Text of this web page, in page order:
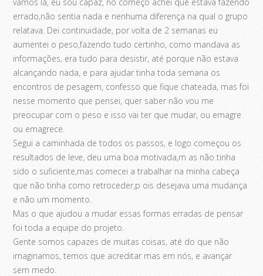
errado,não sentia nada e nenhuma diferença na qual o grupo
relatava. Dei continuidade, por volta de 2 semanas eu
aumentei o peso,fazendo tudo certinho, como mandava as
informações, era tudo para desistir, até porque não estava
alcançando nada, e para ajudar tinha toda semana os
encontros de pesagem, confesso que fique chateada, mas foi
nesse momento que pensei, quer saber não vou me
preocupar com o peso e isso vai ter que mudar, ou emagre
ou emagrece.
Segui a caminhada de todos os passos, e logo começou os
resultados de leve, deu uma boa motivada,m as não tinha
sido o suficiente,mas comecei a trabalhar na minha cabeça
que não tinha como retroceder,p ois desejava uma mudança
e não um momento.
Mas o que ajudou a mudar essas formas erradas de pensar
foi toda a equipe do projeto.
Gente somos capazes de muitas coisas, até do que não
imaginamos, temos que acreditar mas em nós, e avançar
sem medo.